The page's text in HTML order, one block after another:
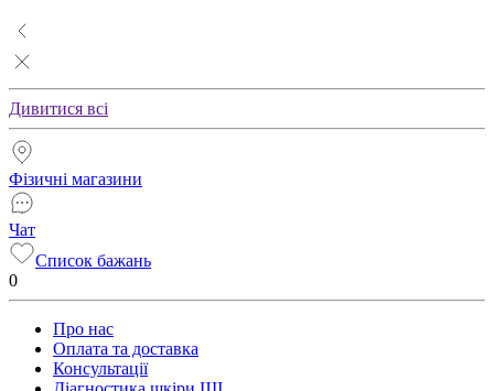
Дивитися всі
Фізичні магазини
Чат
Список бажань
0
Про нас
Оплата та доставка
Консультації